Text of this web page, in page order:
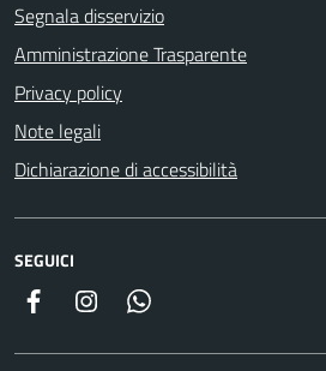
Segnala disservizio
Amministrazione Trasparente
Privacy policy
Note legali
Dichiarazione di accessibilità
SEGUICI
Facebook Instagram